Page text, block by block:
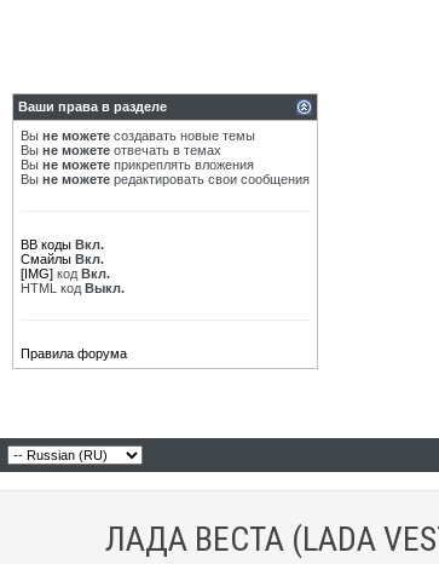
Ваши права в разделе
Вы не можете создавать новые темы
Вы не можете отвечать в темах
Вы не можете прикреплять вложения
Вы не можете редактировать свои сообщения
BB коды Вкл.
Смайлы Вкл.
[IMG] код Вкл.
HTML код Выкл.
Правила форума
ЛАДА ВЕСТА (LADA